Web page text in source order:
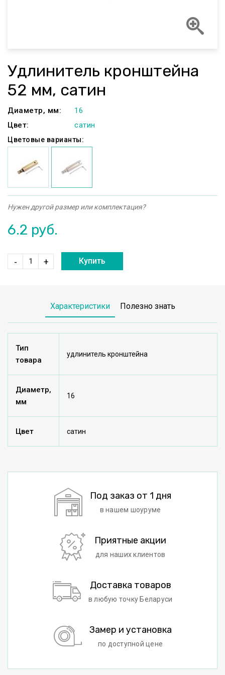
Удлинитель кронштейна
52 мм, сатин
Диаметр, мм:
16
Цвет:
сатин
Цветовые варианты:
Нужен другой размер или комплектация?
6.2 руб.
- + Купить
Характеристики Полезно знать
Тип
товара
удлинитель кронштейна
Диаметр,
мм
16
Цвет сатин
Под заказ от 1 дня
в нашем шоуруме
Приятные акции
для наших клиентов
Доставка товаров
в любую точку Беларуси
Замер и установка
по доступной цене